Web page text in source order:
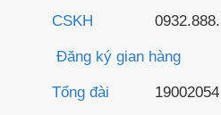
CSKH
Đăng ký gian hàng
Tổng đài 19002054